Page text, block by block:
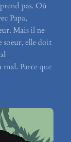
pas. Où
Papa,
Mais il ne
soeur, elle doit
Parce que